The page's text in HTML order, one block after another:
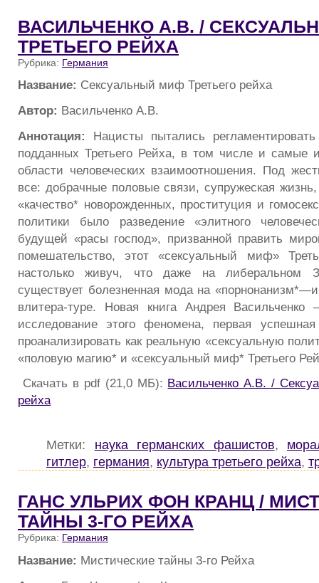
ВАСИЛЬЧЕНКО А.В. /
ТРЕТЬЕГО РЕЙХА
Рубрика: Германия
Название: Сексуальный миф Третьего рейха
Автор: Васильченко А.В.
Аннотация: Нацисты пытались
подданных Третьего Рейха, в том числе и самые
области человеческих взаимоотношения. Под
все: добрачные половые связи, супружеская
«качество* новорожденных, проституция и
политики было разведение «элитного
будущей «расы господ», призванной править
помешательство, этот «сексуальный миф»
настолько живуч, что даже на либеральном
существует болезненная мода на
влитера-туре. Новая книга Андрея Васильченко
исследование этого феномена, первая
проанализировать как реальную «сексуальную
«половую магию* и «сексуальный миф* Третьего
Скачать в pdf (21,0 МБ): Васильченко А.В. /
рейха
Метки: наука германских фашистов,
гитлер, германия, культура третьего рейха,
ГАНС УЛЬРИХ ФОН КРАНЦ /
ТАЙНЫ 3-ГО РЕЙХА
Рубрика: Германия
Название: Мистические тайны 3-го Рейха